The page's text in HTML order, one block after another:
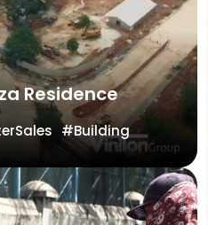
Residence
Building